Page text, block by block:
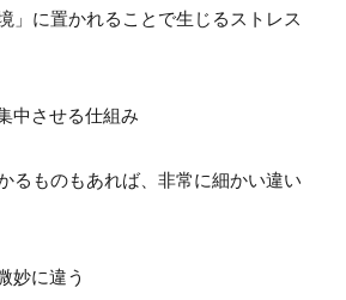
」 に置かれることで生じるストレス
中させる仕組み
るものもあれば、 非常に細かい違い
妙に違う